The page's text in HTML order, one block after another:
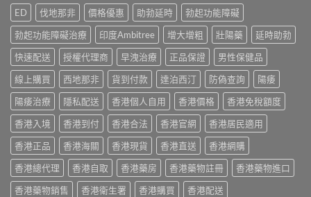
安
全
服
用
指
南〉
中
正
貨
購
買
指
南〉
中
用
家
真
實
服
用
心
得
與
購
買
建
議〉
中
食
最
有
效？
2026
香
港
用
家
必
讀
用
法
用
量
完
整
ED 伐地那非 價格優惠 助勃延時
勃起功能障礙
勃起功能障礙治療
印度Ambitree 增大增粗 壯陽藥
延時助勃
快速配送
授權代理商 早洩治療 正品保證
男性保健品
線上購買
西地那非 貨到付款 達泊西汀 防偽查詢
陽痿
陽痿治療
隱私配送 香港個人自用 香港價格
香港免稅額度
香港入境
香港到付 香港合法 香港官網
香港居民適用
香港正品
香港海關 香港現貨 香港直送
香港網購
香港總代理
香港自取 香港藥房 香港藥物註冊
香港藥物進口
香港藥物銷售
香港衛生署 香港購買 香港配送